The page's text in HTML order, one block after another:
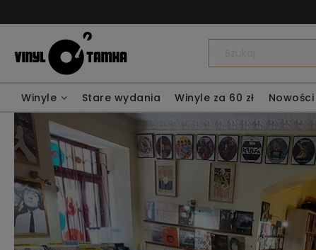
Winyle Stare wydania Winyle za 60 zł Nowości